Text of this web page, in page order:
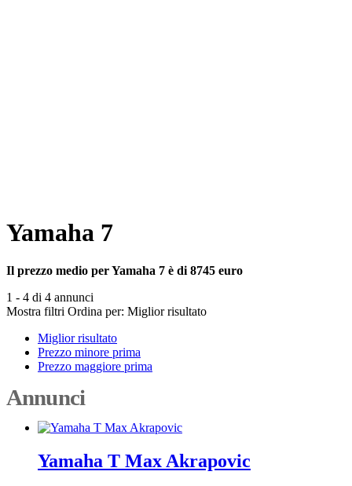
Yamaha 7
Il prezzo medio per Yamaha 7 è di 8745 euro
1 - 4 di 4 annunci
Mostra filtri Ordina per: Miglior risultato
Miglior risultato
Prezzo minore prima
Prezzo maggiore prima
Annunci
Yamaha T Max Akrapovic